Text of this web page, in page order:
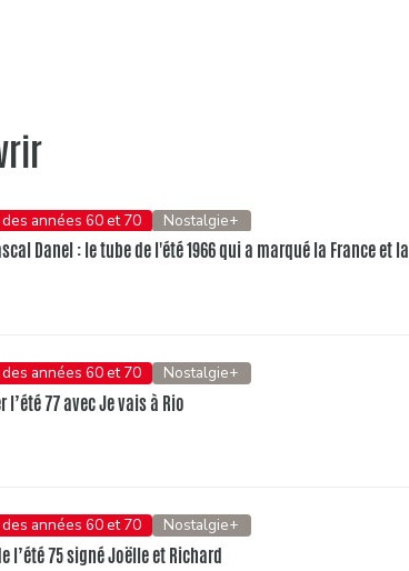
années 60 et 70 Nostalgie+
Danel : le tube de l'été 1966 qui a marqué la France et la
années 60 et 70 Nostalgie+
l’été 77 avec Je vais à Rio
années 60 et 70 Nostalgie+
l’été 75 signé Joëlle et Richard